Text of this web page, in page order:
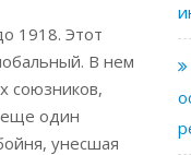
1918. Этот
В нем
союзников,
еще один
унесшая